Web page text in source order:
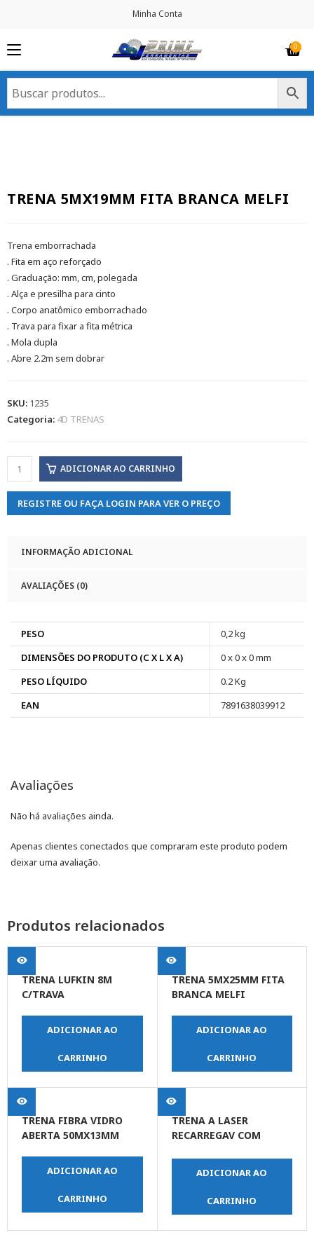
Minha Conta
TRENA 5MX19MM FITA BRANCA MELFI
Trena emborrachada
. Fita em aço reforçado
. Graduação: mm, cm, polegada
. Alça e presilha para cinto
. Corpo anatômico emborrachado
. Trava para fixar a fita métrica
. Mola dupla
. Abre 2.2m sem dobrar
SKU: 1235
Categoria: 4D TRENAS
ADICIONAR AO CARRINHO
REGISTRE OU FAÇA LOGIN PARA VER O PREÇO
INFORMAÇÃO ADICIONAL
AVALIAÇÕES (0)
PESO
0,2 kg
DIMENSÕES DO PRODUTO (C X L X A)
0 x 0 x 0 mm
PESO LÍQUIDO
0.2 Kg
EAN
7891638039912
Avaliações
Não há avaliações ainda.
Apenas clientes conectados que compraram este produto podem
deixar uma avaliação.
Produtos relacionados
TRENA LUFKIN 8M
C/TRAVA
ADICIONAR AO
CARRINHO
TRENA 5MX25MM FITA
BRANCA MELFI
ADICIONAR AO
CARRINHO
TRENA FIBRA VIDRO
ABERTA 50MX13MM
ADICIONAR AO
CARRINHO
TRENA A LASER
RECARREGAV COM
ADICIONAR AO
CARRINHO